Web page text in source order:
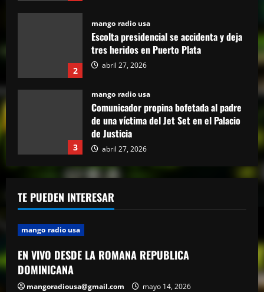
3
Comunicador propina bofetada al padre
de una víctima del Jet Set en el Palacio
de Justicia
abril 27, 2026
4
mango radio usa
“Despacito” llega a los 9 billones de
reproducciones en YouTube
5
mango radio usa
amistad con Antonio y su hermana, pero
yo quiero justicia”
mango radio usa
DOMINICANA
TE PUEDEN INTERESAR
mango radio usa
EN VIVO DESDE LA ROMANA REPUBLICA
DOMINICANA
mangoradiousa@gmail.com mayo 14, 2026